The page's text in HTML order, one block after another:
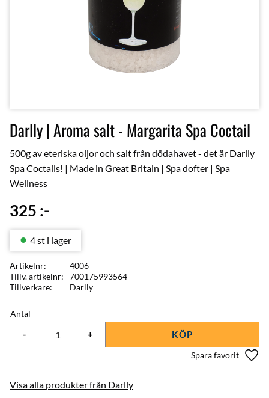
Darlly | Aroma salt - Margarita Spa Coctail
500g av eteriska oljor och salt från dödahavet - det är Darlly
Spa Coctails! | Made in Great Britain | Spa dofter | Spa
Wellness
325 :-
Antal
+
- KÖP
4 st i lager
Artikelnr
4006
Tillv. artikelnr
700175993564
Tillverkare
Darlly
Visa alla produkter från Darlly